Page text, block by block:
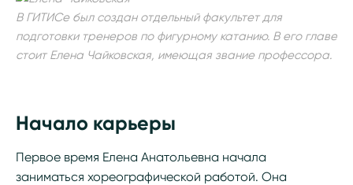
В ГИТИСе был создан отдельный факультет для
подготовки тренеров по фигурному катанию. В его главе
стоит Елена Чайковская, имеющая звание профессора.
Начало карьеры
Первое время Елена Анатольевна начала
заниматься хореографической работой. Она